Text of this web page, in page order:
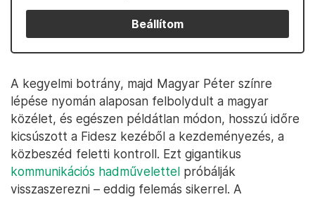
Beállítom
A kegyelmi botrány, majd Magyar Péter színre
lépése nyomán alaposan felbolydult a magyar
közélet, és egészen példátlan módon, hosszú időre
kicsúszott a Fidesz kezéből a kezdeményezés, a
közbeszéd feletti kontroll. Ezt gigantikus
kommunikációs hadművelettel próbálják
visszaszerezni – eddig felemás sikerrel. A